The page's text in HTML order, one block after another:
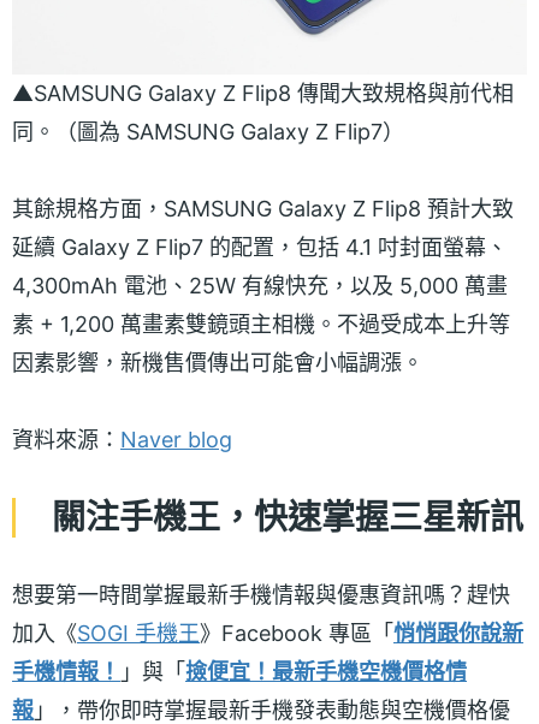
▲SAMSUNG Galaxy Z Flip8 傳聞大致規格與前代相
同。（圖為 SAMSUNG Galaxy Z Flip7）
其餘規格方面，SAMSUNG Galaxy Z Flip8 預計大致
延續 Galaxy Z Flip7 的配置，包括 4.1 吋封面螢幕、
4,300mAh 電池、25W 有線快充，以及 5,000 萬畫
素 + 1,200 萬畫素雙鏡頭主相機。不過受成本上升等
因素影響，新機售價傳出可能會小幅調漲。
資料來源： Naver blog
關注手機王，快速掌握三星新訊
想要第一時間掌握最新手機情報與優惠資訊嗎？趕快
加入《SOGI 手機王》Facebook 專區「悄悄跟你說新
手機情報！ 」與「撿便宜！最新手機空機價格情
報 」，帶你即時掌握最新手機發表動態與空機價格優